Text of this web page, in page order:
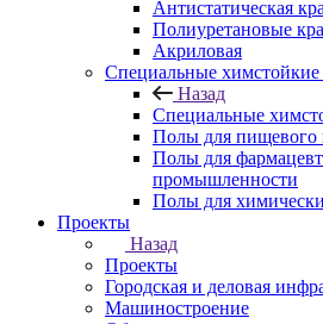
Антистатическая
Полиуретановые
Акриловая
Специальные
Назад
Специальные
Полы для пищевого
Полы для
промышленности
Полы для
Проекты
Назад
Проекты
Городская и деловая
Машиностроение